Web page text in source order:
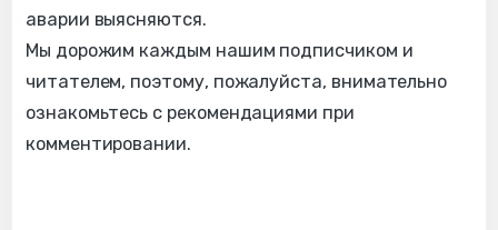
аварии выясняются.
Мы дорожим каждым нашим подписчиком и
читателем, поэтому, пожалуйста, внимательно
ознакомьтесь с рекомендациями при
комментировании.